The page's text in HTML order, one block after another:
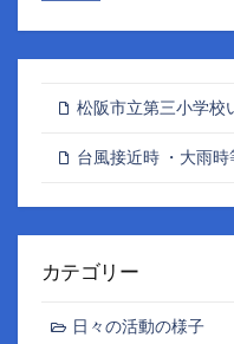
松阪市立第三小学校
台風接近時 ・大雨
カテゴリー
日々の活動の様子